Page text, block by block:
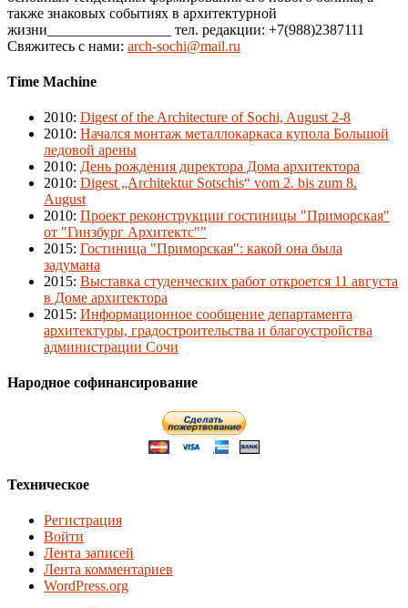
также знаковых событиях в архитектурной
жизни_________________ тел. редакции: +7(988)2387111
Свяжитесь с нами: arch-sochi@mail.ru
Time Machine
2010: Digest of the Architecture of Sochi, August 2-8
2010: Начался монтаж металлокаркаса купола Большой
ледовой арены
2010: День рождения директора Дома архитектора
2010: Digest „Architektur Sotschis“ vom 2. bis zum 8.
August
2010: Проект реконструкции гостиницы "Приморская"
от "Гинзбург Архитектс""
2015: Гостиница "Приморская": какой она была
задумана
2015: Выставка студенческих работ откроется 11 августа
в Доме архитектора
2015: Информационное сообщение департамента
архитектуры, градостроительства и благоустройства
администрации Сочи
Народное софинансирование
Техническое
Регистрация
Войти
Лента записей
Лента комментариев
WordPress.org